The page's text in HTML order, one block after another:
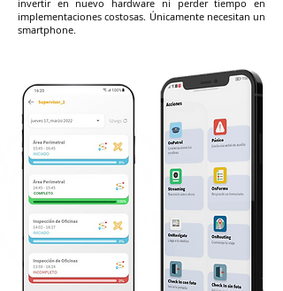
invertir en nuevo hardware ni perder tiempo en
implementaciones costosas. Únicamente necesitan un
smartphone.